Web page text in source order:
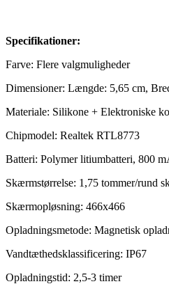
Specifikationer:
Farve: Flere valgmuligheder
Dimensioner: Længde: 5,65 cm,
Materiale: Silikone + Elektroniske
Chipmodel: Realtek RTL8773
Batteri: Polymer litiumbatteri, 800
Skærmstørrelse: 1,75 tommer/rund
Skærmopløsning: 466x466
Opladningsmetode: Magnetisk
Vandtæthedsklassificering: IP67
Opladningstid: 2,5-3 timer